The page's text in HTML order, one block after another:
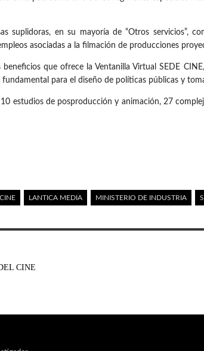
suplidoras, en su mayoría de “Otros servicios”,
asociadas a la filmación de producciones
que ofrece la Ventanilla Virtual SEDE
para el diseño de políticas públicas y
estudios de posproducción y animación, 27
LANTICA MEDIA MINISTERIO DE INDUSTRIA
CINE